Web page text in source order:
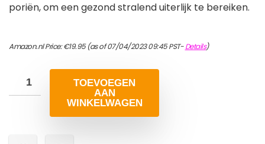
poriën, om een gezond stralend uiterlijk te bereiken.
Amazon.nl Price:€19.95(as of 07/04/2023 09:45 PST-Details)
TOEVOEGEN
AAN
WINKELWAGEN